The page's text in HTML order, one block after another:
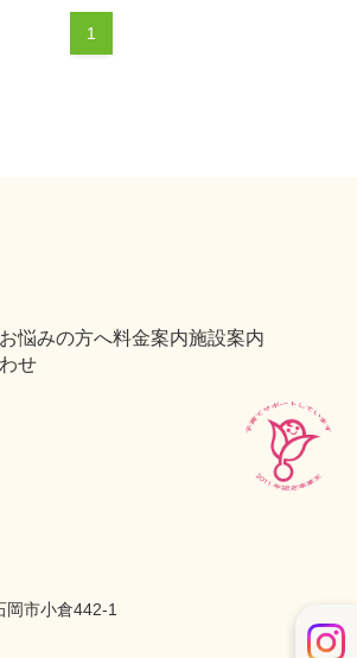
1
悩みの方へ料金案内施設案内
せ
岡市小倉442-1